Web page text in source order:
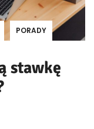
PORADY
stawkę